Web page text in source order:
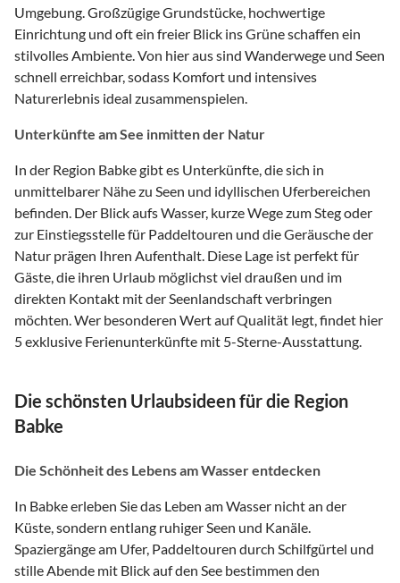
Umgebung. Großzügige Grundstücke, hochwertige
Einrichtung und oft ein freier Blick ins Grüne schaffen ein
stilvolles Ambiente. Von hier aus sind Wanderwege und Seen
schnell erreichbar, sodass Komfort und intensives
Naturerlebnis ideal zusammenspielen.
Unterkünfte am See inmitten der Natur
In der Region Babke gibt es Unterkünfte, die sich in
unmittelbarer Nähe zu Seen und idyllischen Uferbereichen
befinden. Der Blick aufs Wasser, kurze Wege zum Steg oder
zur Einstiegsstelle für Paddeltouren und die Geräusche der
Natur prägen Ihren Aufenthalt. Diese Lage ist perfekt für
Gäste, die ihren Urlaub möglichst viel draußen und im
direkten Kontakt mit der Seenlandschaft verbringen
möchten. Wer besonderen Wert auf Qualität legt, findet hier
5 exklusive Ferienunterkünfte mit 5-Sterne-Ausstattung.
Die schönsten Urlaubsideen für die Region
Babke
Die Schönheit des Lebens am Wasser entdecken
In Babke erleben Sie das Leben am Wasser nicht an der
Küste, sondern entlang ruhiger Seen und Kanäle.
Spaziergänge am Ufer, Paddeltouren durch Schilfgürtel und
stille Abende mit Blick auf den See bestimmen den